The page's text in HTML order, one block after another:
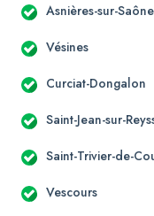
Asnières-sur-Saône
Vésines
Curciat-Dongalon
Saint-Jean-sur-
Saint-Trivier-de-
Vescours